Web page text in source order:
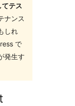
テス
ナンス
しれ
で
発生す